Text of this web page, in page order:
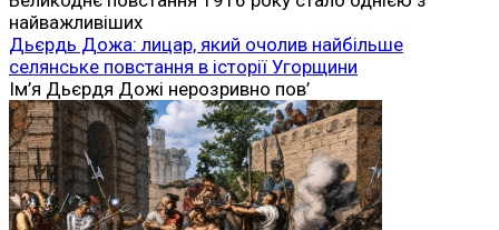
найважливіших
Дьєрдь Дожа: лицар, який очолив найбільше
селянське повстання в історії Угорщини
Ім’я Дьєрдя Дожі нерозривно пов’